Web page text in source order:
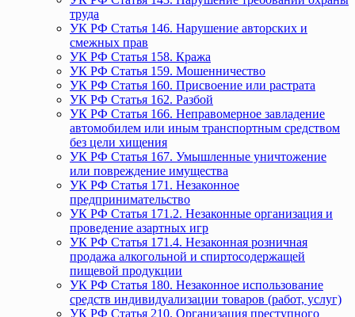
труда
УК РФ Статья 146. Нарушение авторских и
смежных прав
УК РФ Статья 158. Кража
УК РФ Статья 159. Мошенничество
УК РФ Статья 160. Присвоение или растрата
УК РФ Статья 162. Разбой
УК РФ Статья 166. Неправомерное завладение
автомобилем или иным транспортным средством
без цели хищения
УК РФ Статья 167. Умышленные уничтожение
или повреждение имущества
УК РФ Статья 171. Незаконное
предпринимательство
УК РФ Статья 171.2. Незаконные организация и
проведение азартных игр
УК РФ Статья 171.4. Незаконная розничная
продажа алкогольной и спиртосодержащей
пищевой продукции
УК РФ Статья 180. Незаконное использование
средств индивидуализации товаров (работ, услуг)
УК РФ Статья 210. Организация преступного